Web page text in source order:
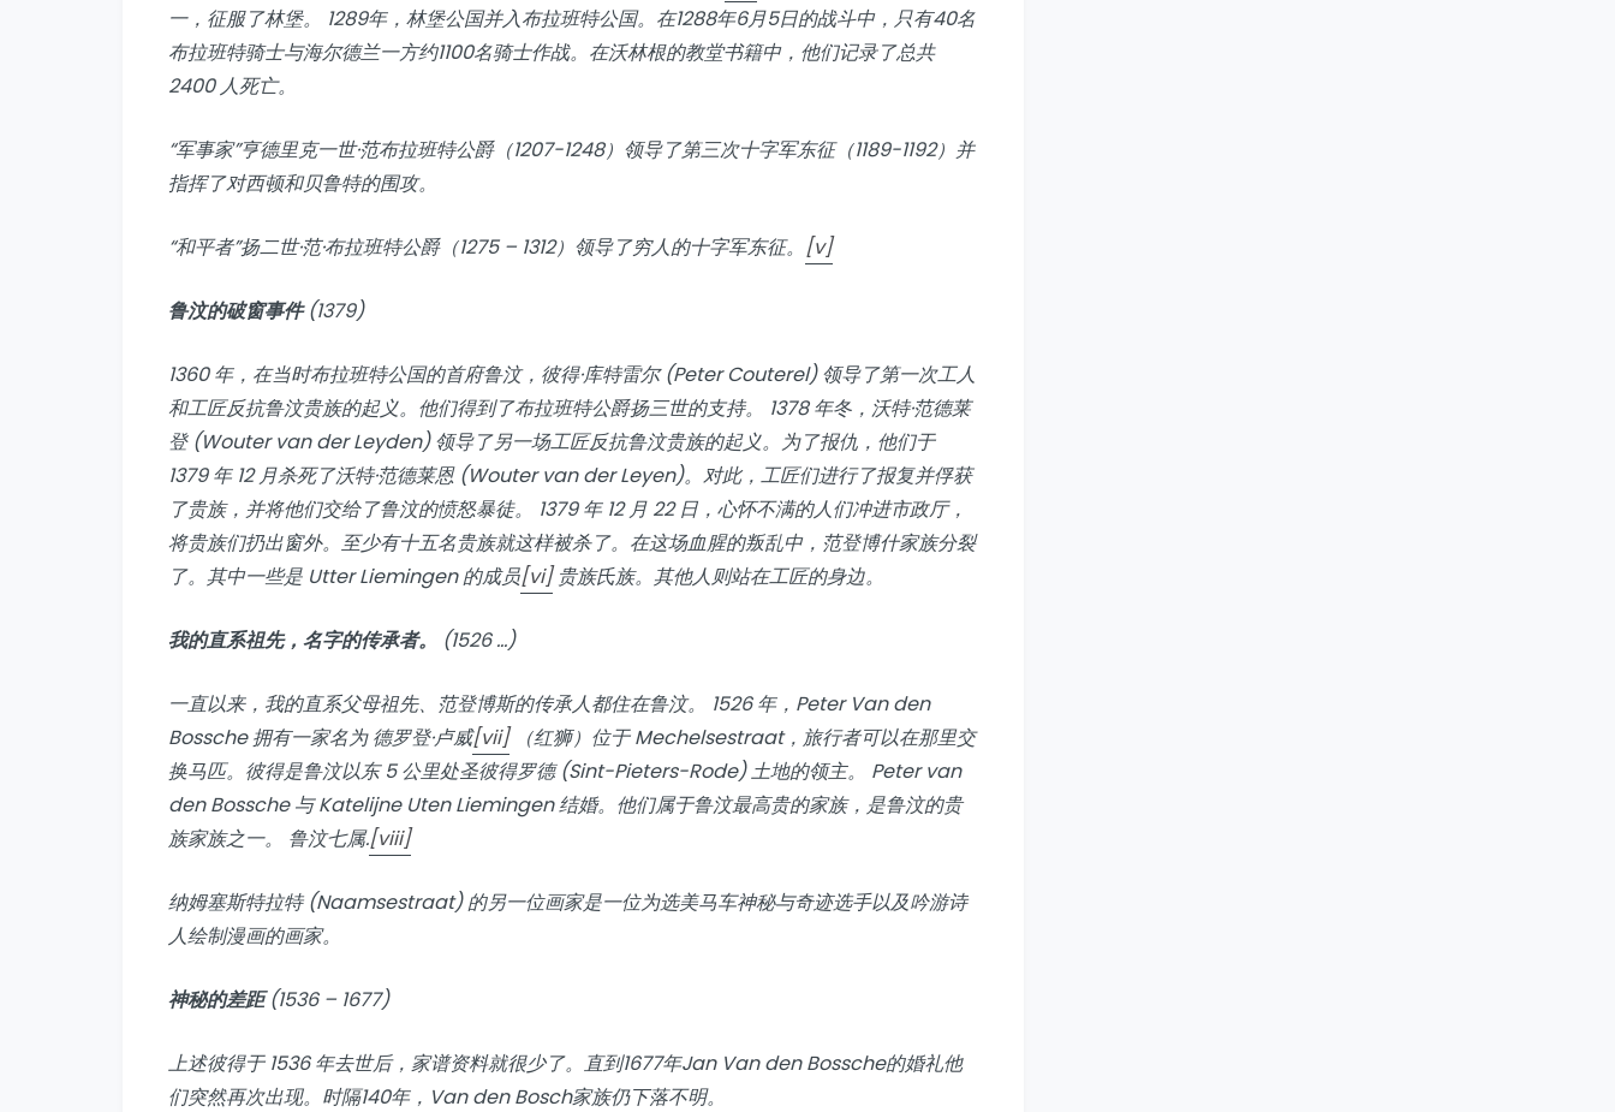
一，征服了林堡。 1289年，林堡公国并入布拉班特公国。在1288年6月5日的战斗中，只有40名
布拉班特骑士与海尔德兰一方约1100名骑士作战。在沃林根的教堂书籍中，他们记录了总共
2400 人死亡。
“军事家”亨德里克一世·范布拉班特公爵（1207-1248）领导了第三次十字军东征（1189-1192）并
指挥了对西顿和贝鲁特的围攻。
“和平者”扬二世·范·布拉班特公爵（1275 – 1312）领导了穷人的十字军东征。 [v]
鲁汶的破窗事件(1379)
1360 年，在当时布拉班特公国的首府鲁汶，彼得·库特雷尔 (Peter Couterel) 领导了第一次工人
和工匠反抗鲁汶贵族的起义。他们得到了布拉班特公爵扬三世的支持。 1378 年冬，沃特·范德莱
登 (Wouter van der Leyden) 领导了另一场工匠反抗鲁汶贵族的起义。为了报仇，他们于
1379 年 12 月杀死了沃特·范德莱恩 (Wouter van der Leyen)。对此，工匠们进行了报复并俘获
了贵族，并将他们交给了鲁汶的愤怒暴徒。 1379 年 12 月 22 日，心怀不满的人们冲进市政厅，
将贵族们扔出窗外。至少有十五名贵族就这样被杀了。在这场血腥的叛乱中，范登博什家族分裂
了。其中一些是 Utter Liemingen 的成员[vi]贵族氏族。其他人则站在工匠的身边。
我的直系祖先，名字的传承者。 (1526 …)
一直以来，我的直系父母祖先、范登博斯的传承人都住在鲁汶。 1526 年，Peter Van den
Bossche 拥有一家名为德罗登·卢威[vii]（红狮）位于 Mechelsestraat，旅行者可以在那里交
换马匹。彼得是鲁汶以东 5 公里处圣彼得罗德 (Sint-Pieters-Rode) 土地的领主。 Peter van
den Bossche 与 Katelijne Uten Liemingen 结婚。他们属于鲁汶最高贵的家族，是鲁汶的贵
族家族之一。 鲁汶七属.[viii]
纳姆塞斯特拉特 (Naamsestraat) 的另一位画家是一位为选美马车神秘与奇迹选手以及吟游诗
人绘制漫画的画家。
神秘的差距(1536 – 1677)
上述彼得于 1536 年去世后，家谱资料就很少了。直到1677年Jan Van den Bossche的婚礼他
们突然再次出现。时隔140年，Van den Bosch家族仍下落不明。